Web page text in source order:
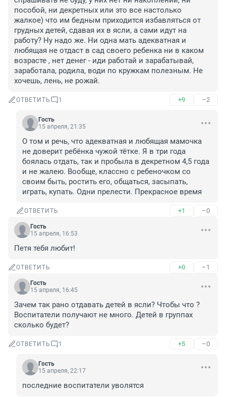
пособой, ни декретных или это все настолько
жалкое) что им бедным приходится избавляться от
грудных детей, сдавая их в ясли, а сами идут на
работу? Ну надо же. Ни одна мать адекватная и
любящая не отдаст в сад своего ребенка ни в каком
возрасте , нет денег - иди работай и зарабатывай,
заработала, родила, води по кружкам полезным. Не
хочешь, лень, не рожай.
ОТВЕТИТЬ 1 +9 –2
Гость
15 апреля, 21:35
О том и речь, что адекватная и любящая мамочка
не доверит ребёнка чужой тётке. Я в три года
боялась отдать, так и пробыла в декретном 4,5 года
и не жалею. Вообще, классно с ребеночком со
своим быть, ростить его, общаться, засыпать,
играть, купать. Одни прелести. Прекрасное время
ОТВЕТИТЬ +1 –0
Гость
15 апреля, 16:53
Петя тебя любит!
ОТВЕТИТЬ +0 –1
Гость
15 апреля, 16:45
Зачем так рано отдавать детей в ясли? Чтобы что ?
Воспитатели получают не много. Детей в группах
сколько будет?
ОТВЕТИТЬ 1 +5 –0
Гость
15 апреля, 22:17
последние воспитатели уволятся